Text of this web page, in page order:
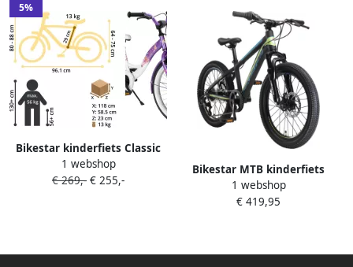
5%
Bikestar kinderfiets Classic
20 inch voor kinderen vanaf
6 jaar lila wit
1 webshop
€ 269,- € 255,-
Bikestar MTB kinderfiets
Sport 7 speed 20 inch zwart
groen
1 webshop
€ 419,95